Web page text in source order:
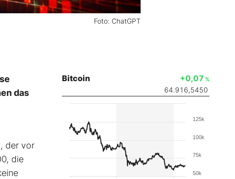
Foto: ChatGPT
das
der vor
die
Bitcoin +0,07 %
64.916,5450
50k
75k
100k
125k